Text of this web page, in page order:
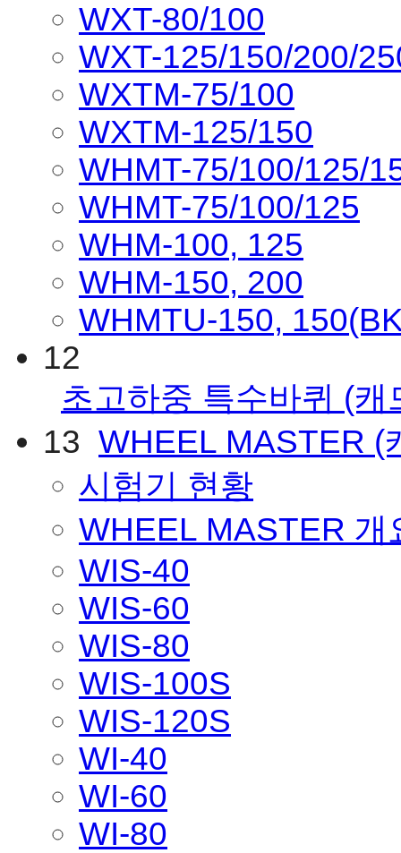
WXT-80/100
WXT-125/150/200/
WXTM-75/100
WXTM-125/150
WHMT-75/100/125/
WHMT-75/100/125
WHM-100, 125
WHM-150, 200
WHMTU-150,
12
초고하중 특수바퀴 (캐
13 WHEEL MASTER (
시험기 현황
WHEEL MASTER 개
WIS-40
WIS-60
WIS-80
WIS-100S
WIS-120S
WI-40
WI-60
WI-80